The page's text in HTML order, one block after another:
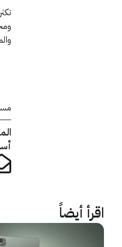
اقرأ أيضاً